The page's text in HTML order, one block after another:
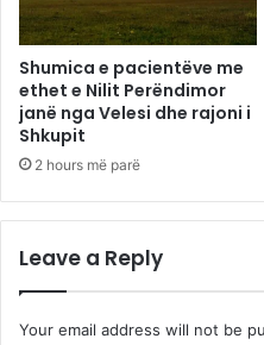
Shumica e pacientëve me
ethet e Nilit Perëndimor
janë nga Velesi dhe rajoni i
Shkupit
2 hours më parë
Leave a Reply
Your email address will not be